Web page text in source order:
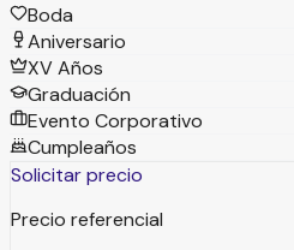
Boda
Aniversario
XV Años
Graduación
Evento Corporativo
Cumpleaños
Solicitar precio
Precio referencial